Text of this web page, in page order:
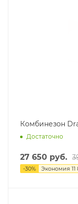
Комбинезон
Достаточно
27 650 руб.
-30% Экономия